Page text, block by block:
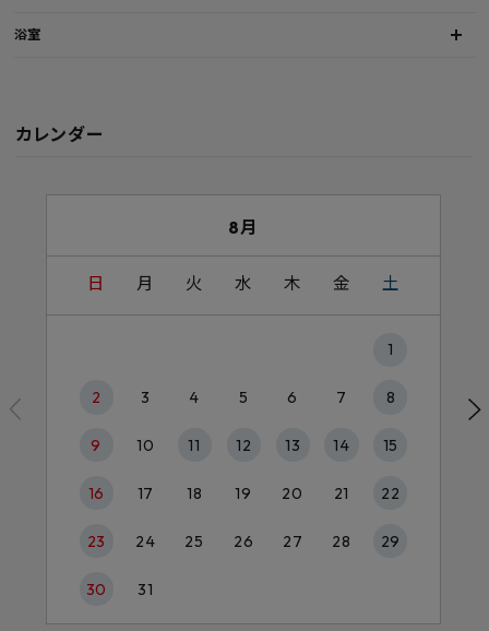
浴室
カレンダー
8月
日 月 火 水 木 金 土
1
2 3 4 5 6 7 8
9 10 11 12 13 14 15
16 17 18 19 20 21 22
23 24 25 26 27 28 29
30 31